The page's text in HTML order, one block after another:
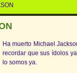
Ha muerto Michael
recordar que sus ídolos
lo somos ya.